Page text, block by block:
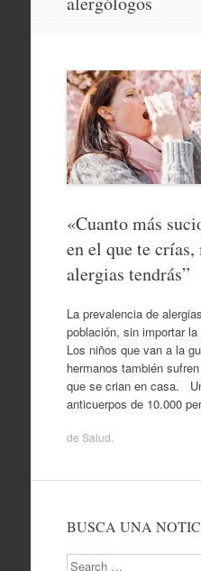
«Cuanto más
en el que te
alergias tendrás”
La prevalencia de
población, sin importar
Los niños que van a la
hermanos también
que se crian en casa.
anticuerpos de 10.000
de Salud
BUSCA UNA
Search